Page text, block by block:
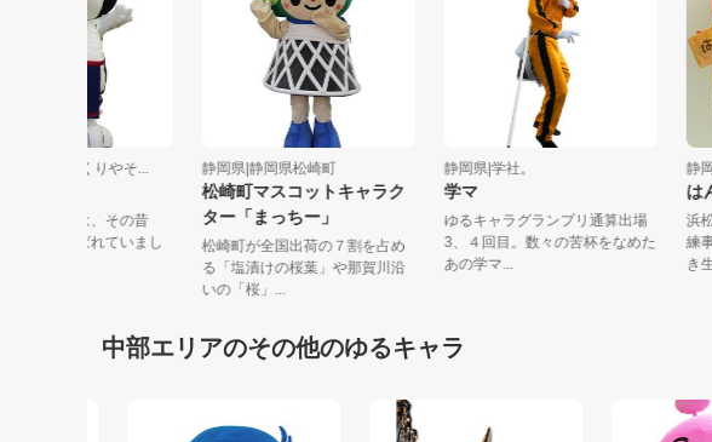
県|「御殿場みくりやそ...
県の御殿場市は、その昔
くりや」と呼ばれていまし
静岡県|静岡県松崎町
松崎町マスコットキャラク
ター「まっちー」
松崎町が全国出荷の７割を占め
る「塩漬けの桜葉」や那賀川沿
いの「桜」...
静岡県|学社。
学マ
ゆるキャラグランプリ通算出場
3、４回目。数々の苦杯をなめた
あの学マ...
中部エリアのその他のゆるキャラ